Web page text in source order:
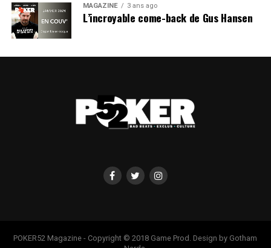
MIARA DAVID 135 000
DALUZ JOSE 132 300
CHANAS JULIEN 131 000
LAMBEGE SEBASTIEN 126 000
MAGAZINE 3 ans ago
L’incroyable come-back de Gus Hansen
POKER52 Magazine - Copyright © 2018 Game Prod. Design by Gotham